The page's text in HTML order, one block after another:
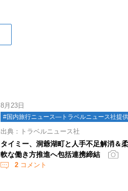
8月23日
#国内旅行ニュース―トラベルニュース社提供
出典：トラベルニュース社
タイミー、洞爺湖町と人手不足解消＆柔
軟な働き方推進へ包括連携締結
2 コメント